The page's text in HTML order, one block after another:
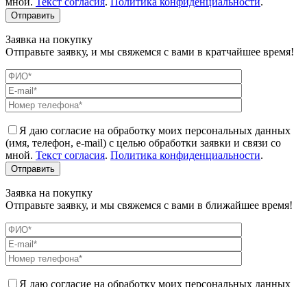
Заявка на покупку
Отправьте заявку, и мы свяжемся с вами в кратчайшее время!
Я даю согласие на обработку моих персональных данных
(имя, телефон, e-mail) с целью обработки заявки и связи со
мной. Текст согласия. Политика конфиденциальности.
Заявка на покупку
Отправьте заявку, и мы свяжемся с вами в ближайшее время!
Я даю согласие на обработку моих персональных данных